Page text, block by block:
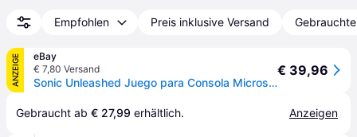
Empfohlen Preis inklusive Versand
ANZEIGE
eBay
€ 7,80 Versand
Sonic Unleashed Juego para Consola Microsoft XBOX 360
€ 39,96
Gebraucht ab € 27,99 erhältlich. Anzeigen